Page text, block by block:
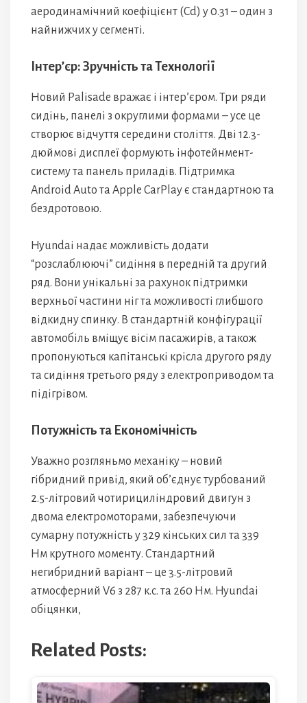
аеродинамічний коефіцієнт (Cd) у 0.31 – один з
найнижчих у сегменті.
Інтер’єр: Зручність та Технології
Новий Palisade вражає і інтер’єром. Три ряди
сидінь, панелі з округлими формами – усе це
створює відчуття середини століття. Дві 12.3-
дюймові дисплеї формують інфотейнмент-
систему та панель приладів. Підтримка
Android Auto та Apple CarPlay є стандартною та
бездротовою.
Hyundai надає можливість додати
“розслаблюючі” сидіння в передній та другий
ряд. Вони унікальні за рахунок підтримки
верхньої частини ніг та можливості глибшого
відкидну спинку. В стандартній конфігурації
автомобіль вміщує вісім пасажирів, а також
пропонуються капітанські крісла другого ряду
та сидіння третього ряду з електроприводом та
підігрівом.
Потужність та Економічність
Уважно розгляньмо механіку – новий
гібридний привід, який об’єднує турбований
2.5-літровий чотирициліндровий двигун з
двома електромоторами, забезпечуючи
сумарну потужність у 329 кінських сил та 339
Нм крутного моменту. Стандартний
негибридний варіант – це 3.5-літровий
атмосферний V6 з 287 к.с. та 260 Нм. Hyundai
обіцянки,
Related Posts: